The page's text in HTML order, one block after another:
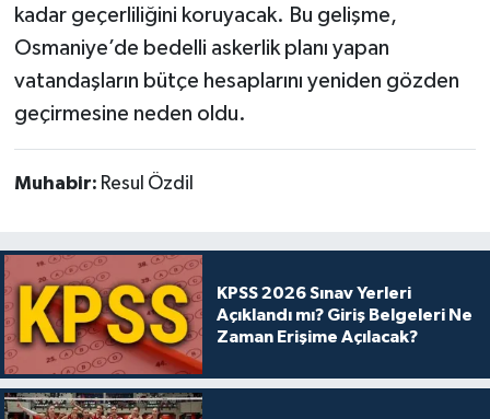
kadar geçerliliğini koruyacak. Bu gelişme,
Osmaniye’de bedelli askerlik planı yapan
vatandaşların bütçe hesaplarını yeniden gözden
geçirmesine neden oldu.
Muhabir: Resul Özdil
KPSS 2026 Sınav Yerleri
Açıklandı mı? Giriş Belgeleri Ne
Zaman Erişime Açılacak?